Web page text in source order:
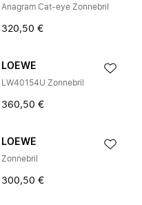
Anagram Cat-eye Zonnebril
320,50 €
LOEWE
LW40154U Zonnebril
360,50 €
LOEWE
Zonnebril
300,50 €